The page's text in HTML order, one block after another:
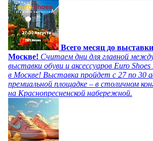
Всего месяц до
Москве! Считаем дни для главной
выставки обуви и аксессуаров Euro
в Москве! Выставка пройдет с 27 по 30
премиальной площадке – в столичном
на Краснопресненской набережной.